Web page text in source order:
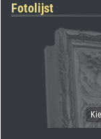
Fotolijst